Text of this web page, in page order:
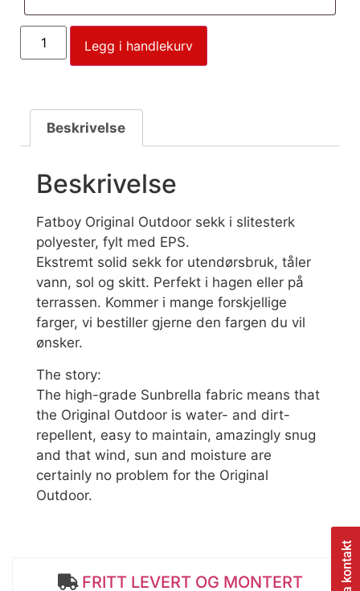
Ta kontakt
Legg i handlekurv
Beskrivelse
Beskrivelse
Fatboy Original Outdoor sekk i slitesterk
polyester, fylt med EPS.
Ekstremt solid sekk for utendørsbruk, tåler
vann, sol og skitt. Perfekt i hagen eller på
terrassen. Kommer i mange forskjellige
farger, vi bestiller gjerne den fargen du vil
ønsker.
The story:
The high-grade Sunbrella fabric means that
the Original Outdoor is water- and dirt-
repellent, easy to maintain, amazingly snug
and that wind, sun and moisture are
certainly no problem for the Original
Outdoor.
FRITT LEVERT OG MONTERT